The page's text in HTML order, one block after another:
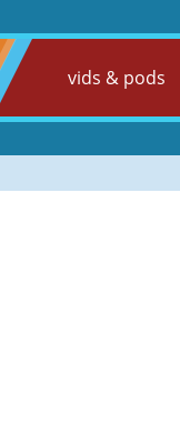
vids & pods